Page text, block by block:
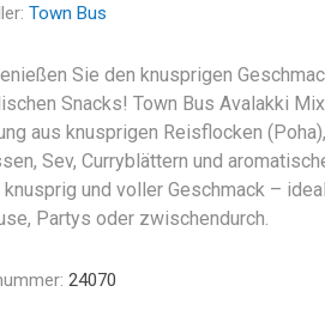
Town Bus
Sie den knusprigen
Snacks! Town Bus Avalakki
aus knusprigen Reisflocken
Sev, Curryblättern und
knusprig und voller Geschmack –
Partys oder zwischendurch.
24070